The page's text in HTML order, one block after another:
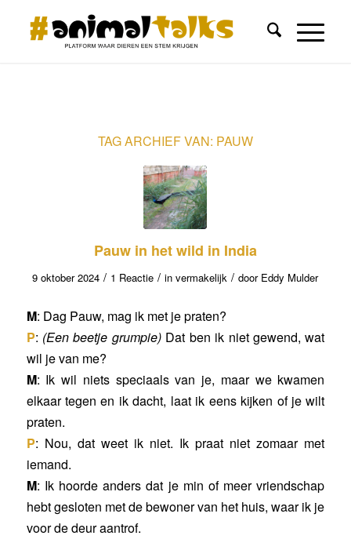
TAG ARCHIEF VAN: PAUW
Pauw in het wild in India
9 oktober 2024 / 1 Reactie / invermakelijk / door Eddy Mulder
M: Dag Pauw, mag ik met je praten?
P: (Een beetje grumpie)Dat ben ik niet gewend, wat
wil je van me?
M: Ik wil niets speciaals van je, maar we kwamen
elkaar tegen en ik dacht, laat ik eens kijken of je wilt
praten.
P: Nou, dat weet ik niet. Ik praat niet zomaar met
iemand.
M: Ik hoorde anders dat je min of meer vriendschap
hebt gesloten met de bewoner van het huis, waar ik je
voor de deur aantrof.